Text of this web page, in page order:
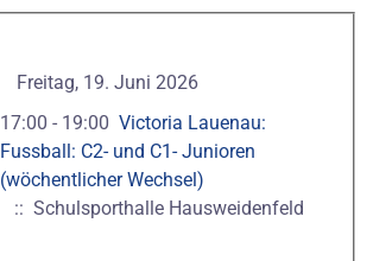
Freitag, 19. Juni 2026
17:00 - 19:00 Victoria Lauenau:
Fussball: C2- und C1- Junioren
(wöchentlicher Wechsel)
:: Schulsporthalle Hausweidenfeld